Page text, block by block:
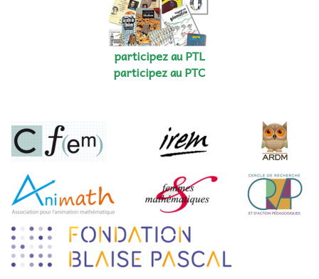
participez au PTL
participez au PTC